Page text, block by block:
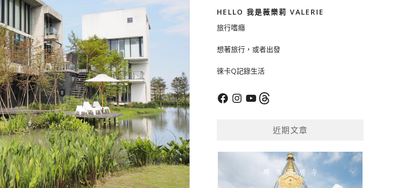
HELLO 我是薇樂莉 VALERIE
旅行嗜癮
想著旅行，或者出發
徠卡Q記錄生活
FacebookInstagram
YouTubeThreads
近期文章